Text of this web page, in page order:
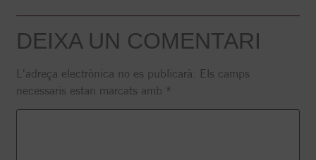
DEIXA UN COMENTARI
L'adreça electrònica no es publicarà.
Els camps
necessaris estan marcats amb *